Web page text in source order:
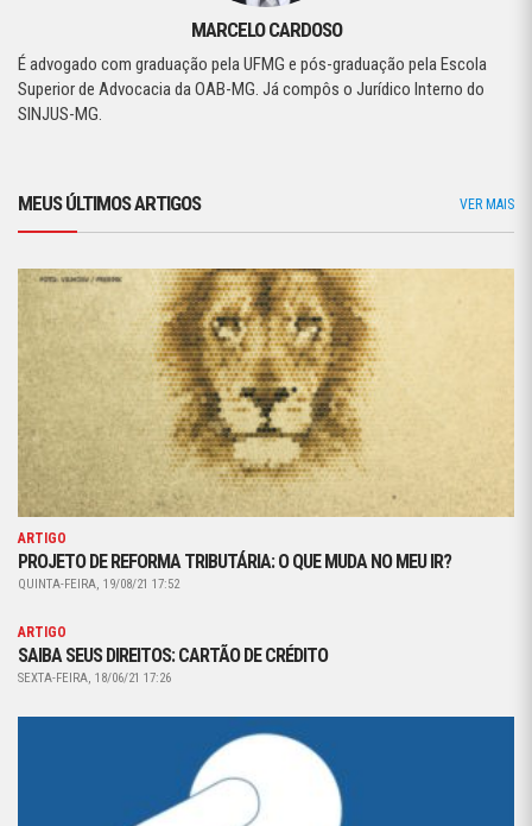
MARCELO CARDOSO
É advogado com graduação pela UFMG e pós-graduação pela Escola
Superior de Advocacia da OAB-MG. Já compôs o Jurídico Interno do
SINJUS-MG.
MEUS ÚLTIMOS ARTIGOS VER MAIS
ARTIGO
PROJETO DE REFORMA TRIBUTÁRIA: O QUE MUDA NO MEU IR?
QUINTA-FEIRA, 19/08/21 17:52
ARTIGO
SAIBA SEUS DIREITOS: CARTÃO DE CRÉDITO
SEXTA-FEIRA, 18/06/21 17:26